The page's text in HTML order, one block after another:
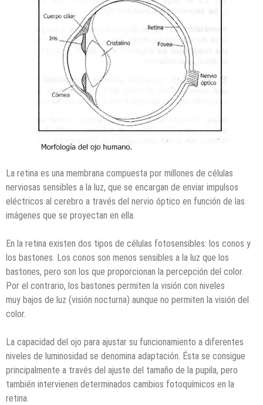
La retina es una membrana compuesta por millones de células
nerviosas sensibles a la luz, que se encargan de enviar impulsos
eléctricos al cerebro a través del nervio óptico en función de las
imágenes que se proyectan en ella.
En la retina existen dos tipos de células fotosensibles: los conos y
los bastones. Los conos son menos sensibles a la luz que los
bastones, pero son los que proporcionan la percepción del color.
Por el contrario, los bastones permiten la visión con niveles
muy bajos de luz (visión nocturna) aunque no permiten la visión del
color.
La capacidad del ojo para ajustar su funcionamiento a diferentes
niveles de luminosidad se denomina adaptación. Ésta se consigue
principalmente a través del ajuste del tamaño de la pupila, pero
también intervienen determinados cambios fotoquímicos en la
retina.